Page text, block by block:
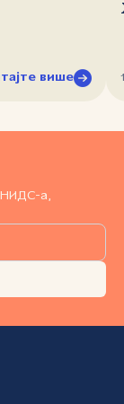
више
а,